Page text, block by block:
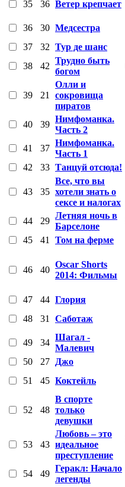
35 36 Ветер крепчает
36
30 Медсестра
37
32 Тур де шанс
38
42
Трудно быть
богом
39 21
Олли и
сокровища
пиратов
40 39
Нимфоманка.
Часть 2
41
37
Нимфоманка.
Часть 1
42
33 Танцуй отсюда!
43 35
Все, что вы
хотели знать о
сексе и налогах
44 29
Летняя ночь в
Барселоне
45
41 Том на ферме
46 40
Oscar Shorts
2014: Фильмы
47 44 Глория
48
31 Саботаж
49
34
Шагал -
Малевич
50
27 Джо
51
45 Коктейль
52 48
В спорте
только
девушки
53 43
Любовь – это
идеальное
преступление
54 49
Геракл: Начало
легенды